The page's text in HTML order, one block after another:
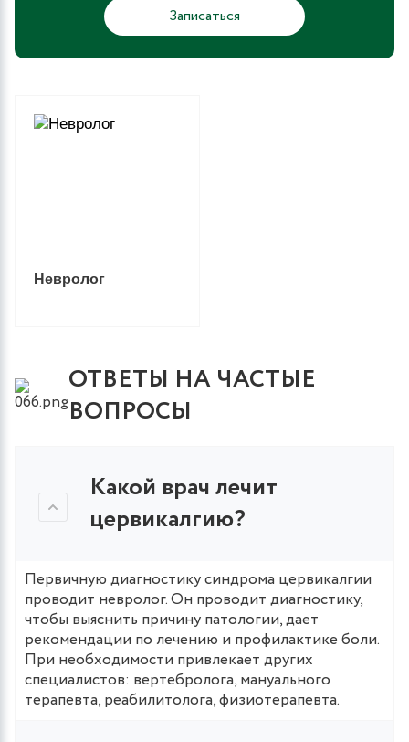
Записаться
Невролог
ОТВЕТЫ НА ЧАСТЫЕ
ВОПРОСЫ
Какой врач лечит
цервикалгию?
Первичную диагностику синдрома цервикалгии
проводит невролог. Он проводит диагностику,
чтобы выяснить причину патологии, дает
рекомендации по лечению и профилактике боли.
При необходимости привлекает других
специалистов: вертебролога, мануального
терапевта, реабилитолога, физиотерапевта.